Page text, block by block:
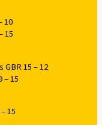
10
15
15 – 12
– 15
15